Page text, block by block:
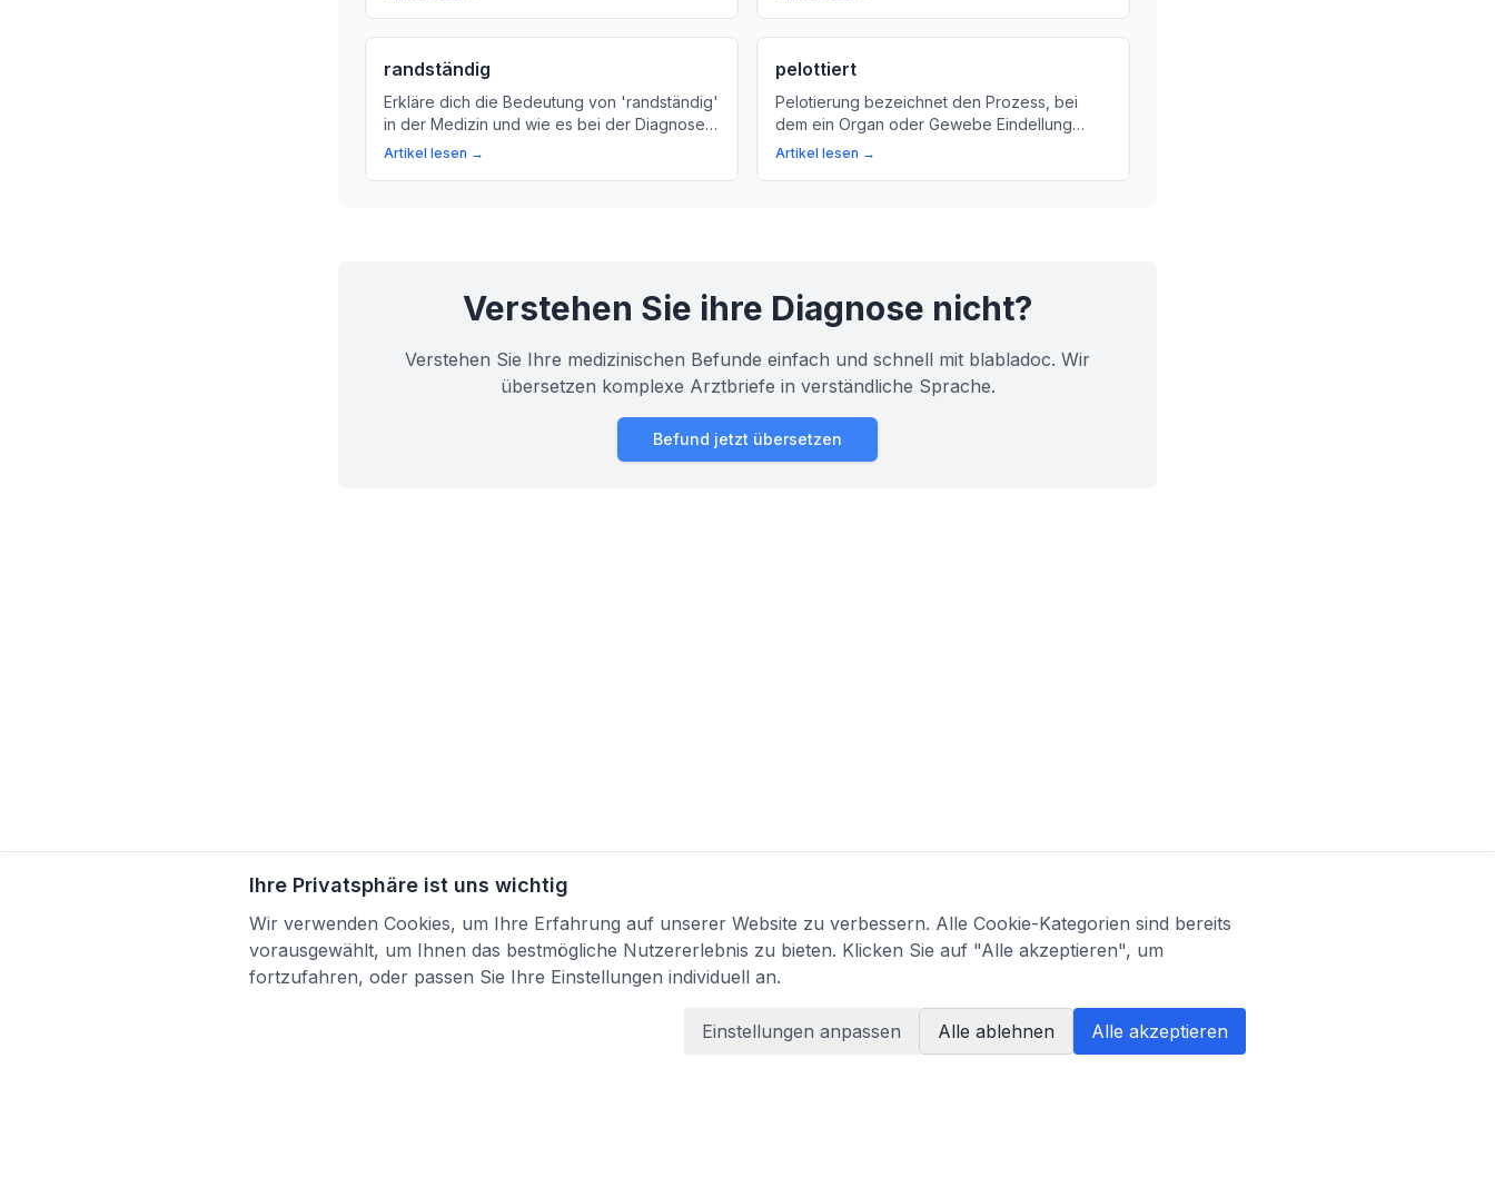
randständig
Erkläre dich die Bedeutung von 'randständig'
in der Medizin und wie es bei der Diagnose
und Behandlung von Krankheiten relevant ist.
Artikel lesen →
pelottiert
Pelotierung bezeichnet den Prozess, bei
dem ein Organ oder Gewebe Eindellung
erfährt. Wir erklären, was Pelotierung
Artikel lesen →
Verstehen Sie ihre Diagnose nicht?
Verstehen Sie Ihre medizinischen Befunde einfach und schnell mit blabladoc. Wir
übersetzen komplexe Arztbriefe in verständliche Sprache.
Befund jetzt übersetzen
Befund jetzt übersetzen
Ihre Privatsphäre ist uns wichtig
Wir verwenden Cookies, um Ihre Erfahrung auf unserer Website zu verbessern. Alle Cookie-Kategorien sind bereits
vorausgewählt, um Ihnen das bestmögliche Nutzererlebnis zu bieten. Klicken Sie auf "Alle akzeptieren", um
fortzufahren, oder passen Sie Ihre Einstellungen individuell an.
Einstellungen anpassen Alle ablehnen Alle akzeptieren